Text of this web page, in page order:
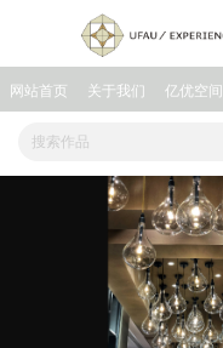
网站首页 关于我们 亿优空间